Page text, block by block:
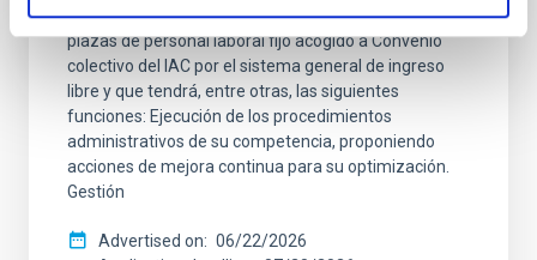
Se convoca proceso selectivo para cubrir cinco
plazas de personal laboral fijo acogido a Convenio
colectivo del IAC por el sistema general de ingreso
libre y que tendrá, entre otras, las siguientes
funciones: Ejecución de los procedimientos
administrativos de su competencia, proponiendo
acciones de mejora continua para su optimización.
Gestión
Advertised on
06/22/2026